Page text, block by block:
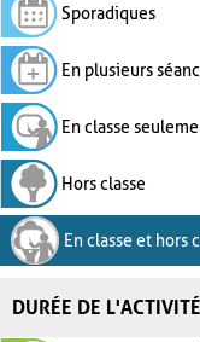
Sporadiques
En plusieurs
En classe
Hors classe
En classe et hors
DURÉE DE L'ACTIVITÉ